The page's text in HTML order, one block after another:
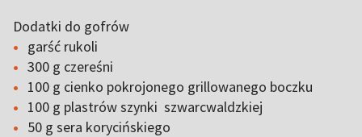
Dodatki do gofrów
garść rukoli
300 g czereśni
100 g cienko pokrojonego grillowanego boczku
100 g plastrów szynki szwarcwaldzkiej
50 g sera korycińskiego